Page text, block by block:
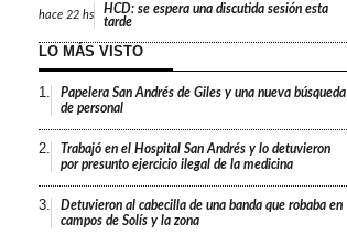
hace 22 hs
HCD: se espera una discutida sesión esta
tarde
LO MÁS VISTO
1.
Papelera San Andrés de Giles y una nueva búsqueda
de personal
2.
Trabajó en el Hospital San Andrés y lo detuvieron
por presunto ejercicio ilegal de la medicina
3.
Detuvieron al cabecilla de una banda que robaba en
campos de Solís y la zona